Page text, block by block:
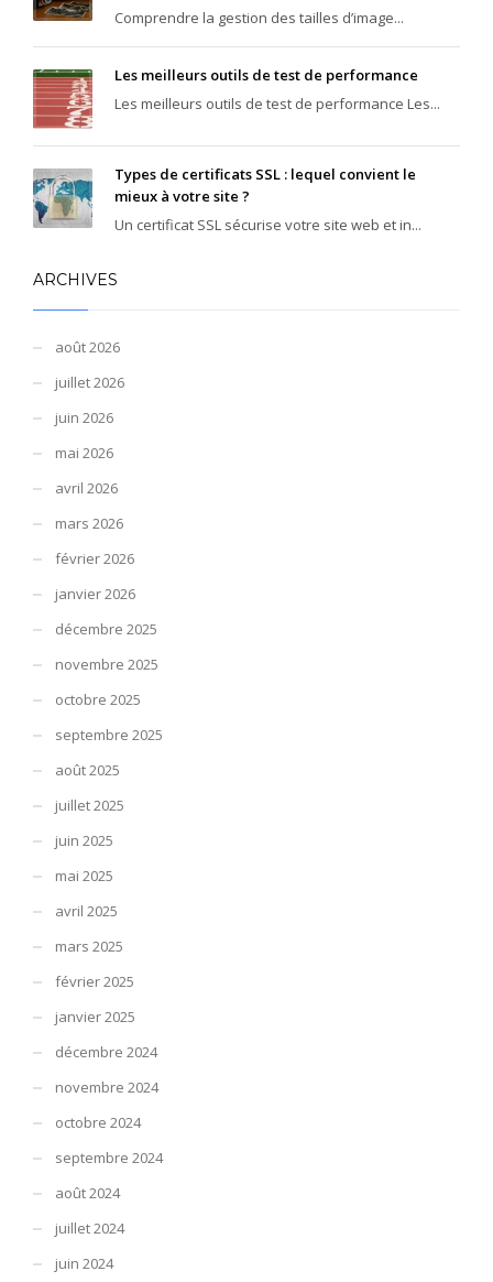
Comprendre la gestion des tailles d’image...
Les meilleurs outils de test de performance
Les meilleurs outils de test de performance Les...
Types de certificats SSL : lequel convient le
mieux à votre site ?
Un certificat SSL sécurise votre site web et in...
ARCHIVES
août 2026
juillet 2026
juin 2026
mai 2026
avril 2026
mars 2026
février 2026
janvier 2026
décembre 2025
novembre 2025
octobre 2025
septembre 2025
août 2025
juillet 2025
juin 2025
mai 2025
avril 2025
mars 2025
février 2025
janvier 2025
décembre 2024
novembre 2024
octobre 2024
septembre 2024
août 2024
juillet 2024
juin 2024